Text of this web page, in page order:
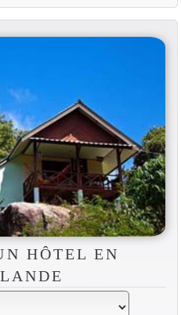
HÔTEL EN